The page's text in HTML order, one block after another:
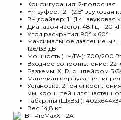
Конфигурация: 2-полосная
НЧ вуфер: 12'' (2.5" звуковая
ВЧ драйвер: 1" (1,4" звуковая
Диапазон частот: 48 Гц – 20
Угол раскрытия: 90° x 60°
Максимальное давление
126/133 дБ
Мощность (НЧ/ВЧ): 700/200
Входное сопротивление: 22
Разъемы: XLR, с шлейфом
Материал корпуса:
Установка: 2 точки
мм, кронштейн для
Габариты (ШхВхГ):
Вес: 14,8 кг